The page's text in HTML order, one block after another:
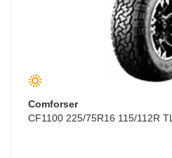
Comforser
CF1100 225/75R16 115/112R TL